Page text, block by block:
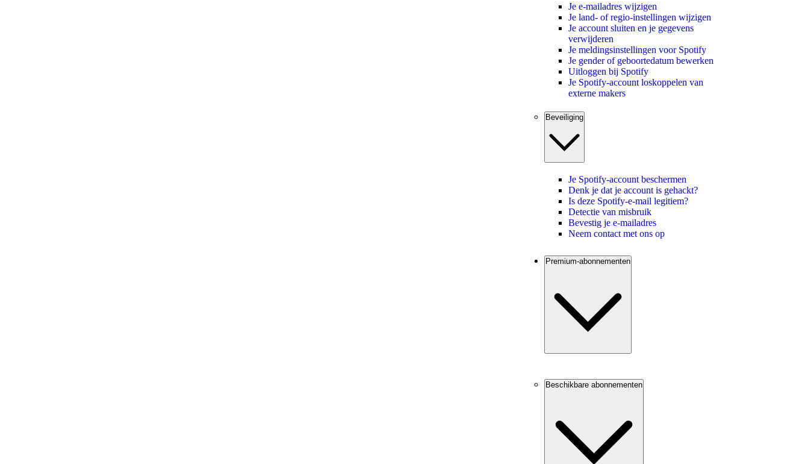
Je e-mailadres wijzigen
Je land- of regio-instellingen wijzigen
Je account sluiten en je gegevens
verwijderen
Je meldingsinstellingen voor Spotify
Je gender of geboortedatum bewerken
Uitloggen bij Spotify
Je Spotify-account loskoppelen van
externe makers
Beveiliging
Je Spotify-account beschermen
Denk je dat je account is gehackt?
Is deze Spotify-e-mail legitiem?
Detectie van misbruik
Bevestig je e-mailadres
Neem contact met ons op
Premium-abonnementen
Beschikbare abonnementen